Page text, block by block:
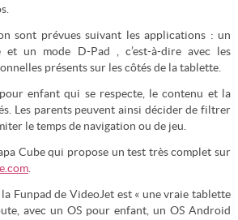
sont prévues suivant les applications : un
et un mode D-Pad , c’est-à-dire avec les
présents sur les côtés de la tablette.
enfant qui se respecte, le contenu et la
Les parents peuvent ainsi décider de filtrer
le temps de navigation ou de jeu.
Cube qui propose un test très complet sur
.
Funpad de VideoJet est « une vraie tablette
avec un OS pour enfant, un OS Android